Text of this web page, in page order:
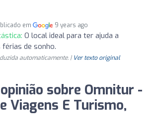
em 9 years ago
O local ideal para ter ajuda a
de sonho.
automaticamente. | Ver texto original
sobre Omnitur -
Viagens E Turismo,